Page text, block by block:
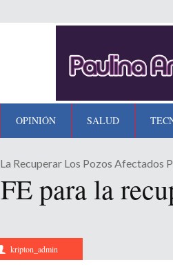
OPINIÓN SALUD
Recuperar Los Pozos Afectados
para la
kripton_admin